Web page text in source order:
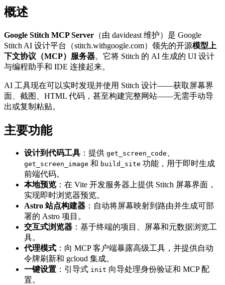
概述
Google Stitch MCP Server （由 davideast 维护）是 Google
Stitch AI 设计平台（stitch.withgoogle.com）领先的开源模型上
下文协议（MCP）服务器。它将 Stitch 的 AI 生成的 UI 设计
与编程助手和 IDE 连接起来。
AI 工具现在可以实时发现并使用 Stitch 设计——获取屏幕界
面、截图、HTML 代码，甚至构建完整网站——无需手动导
出或复制粘贴。
主要功能
设计到代码工具 ：提供 get_screen_code 、
get_screen_image 和 build_site 功能，用于即时生成
前端代码。
本地预览 ：在 Vite 开发服务器上提供 Stitch 屏幕界面，
实现即时浏览器预览。
Astro 站点构建器 ：自动将屏幕映射到路由并生成可部
署的 Astro 项目。
交互式浏览器 ：基于终端的项目、屏幕和元数据浏览工
具。
代理模式 ：向 MCP 客户端暴露高级工具，并提供自动
令牌刷新和 gcloud 集成。
一键设置 ：引导式 init 向导处理身份验证和 MCP 配
置。